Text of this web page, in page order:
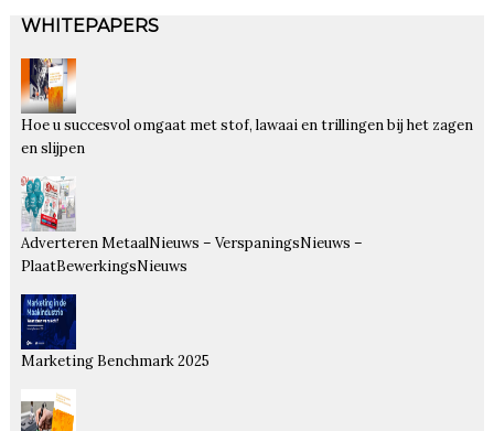
WHITEPAPERS
Hoe u succesvol omgaat met stof, lawaai en trillingen bij het zagen
en slijpen
Adverteren MetaalNieuws – VerspaningsNieuws –
PlaatBewerkingsNieuws
Marketing Benchmark 2025